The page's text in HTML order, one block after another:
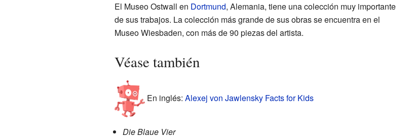
El Museo Ostwall en Dortmund, Alemania, tiene una colección muy importante
de sus trabajos. La colección más grande de sus obras se encuentra en el
Museo Wiesbaden, con más de 90 piezas del artista.
Véase también
En inglés: Alexej von Jawlensky Facts for Kids
Die Blaue Vier